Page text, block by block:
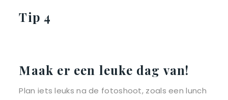
Tip 4
Maak er een leuke dag van!
Plan iets leuks na de fotoshoot, zoals een lunch